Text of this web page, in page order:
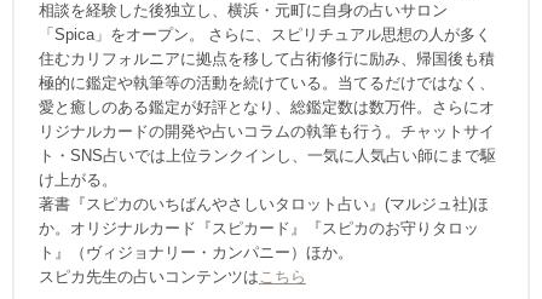
相談を経験した後独立し、横浜・元町に自身の占いサロン
「Spica」をオープン。 さらに、スピリチュアル思想の人が多く
住むカリフォルニアに拠点を移して占術修行に励み、帰国後も積
極的に鑑定や執筆等の活動を続けている。当てるだけではなく、
愛と癒しのある鑑定が好評となり、総鑑定数は数万件。さらにオ
リジナルカードの開発や占いコラムの執筆も行う。チャットサイ
ト・SNS占いでは上位ランクインし、一気に人気占い師にまで駆
け上がる。
著書『スピカのいちばんやさしいタロット占い』(マルジュ社)ほ
か。オリジナルカード『スピカード』『スピカのお守りタロッ
ト』（ヴィジョナリー・カンパニー）ほか。
スピカ先生の占いコンテンツは こちら